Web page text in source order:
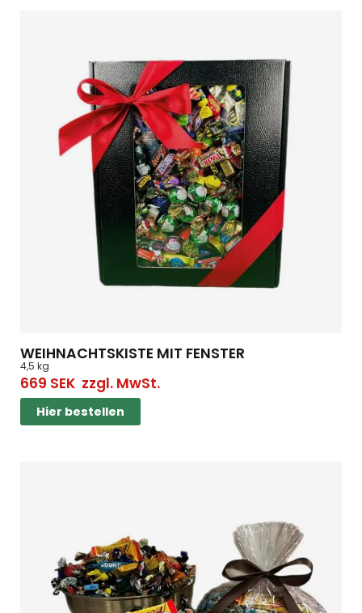
WEIHNACHTSKISTE MIT FENSTER
4,5 kg
669 SEKzzgl. MwSt.
Hier bestellen